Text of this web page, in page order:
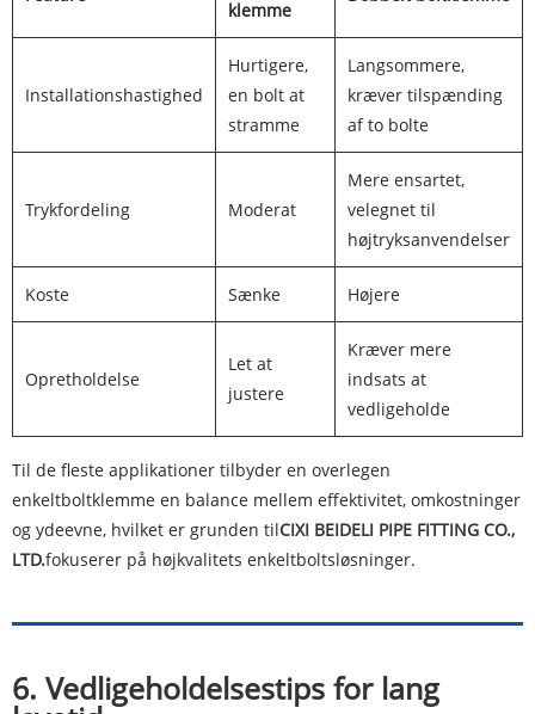
klemme
Installationshastighed
Hurtigere,
en bolt at
stramme
Langsommere,
kræver tilspænding
af to bolte
Trykfordeling Moderat
Mere ensartet,
velegnet til
højtryksanvendelser
Koste Sænke Højere
Opretholdelse
Let at
justere
Kræver mere
indsats at
vedligeholde
Til de fleste applikationer tilbyder en overlegen
enkeltboltklemme en balance mellem effektivitet, omkostninger
og ydeevne, hvilket er grunden tilCIXI BEIDELI PIPE FITTING CO.,
LTD.fokuserer på højkvalitets enkeltboltsløsninger.
6. Vedligeholdelsestips for lang